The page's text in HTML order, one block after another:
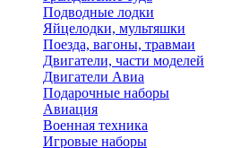
Подводные лодки
Яйцелодки, мультяшки
Поезда, вагоны, травмаи
Двигатели, части моделей
Двигатели Авиа
Подарочные наборы
Авиация
Военная техника
Игровые наборы